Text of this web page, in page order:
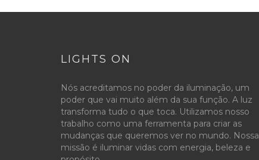
LIGHTS ON
Nós acreditamos no poder da iluminação, um
poder que vai muito além da sua função. A luz
transforma tudo o que toca. Utilizamos nosso
trabalho como uma ferramenta para criar as
mudanças que queremos ver no mundo. Nossa
missão é iluminar vidas com energia, beleza e